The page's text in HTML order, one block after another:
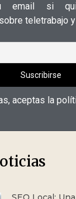
email si
teletrabajo
aceptas la